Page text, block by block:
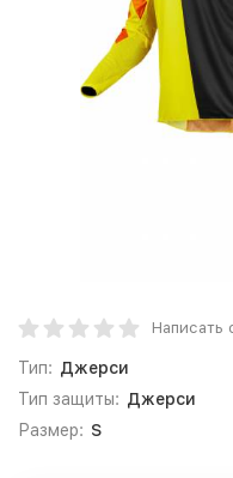
Написать
Тип: Джерси
Тип защиты: Джерси
Размер: S